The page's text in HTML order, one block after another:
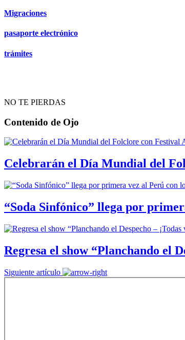
Migraciones
pasaporte electrónico
trámites
NO TE PIERDAS
Contenido de Ojo
Celebrarán el Día Mundial del
“Soda Sinfónico” llega por
Regresa el show “Planchando el
Siguiente artículo